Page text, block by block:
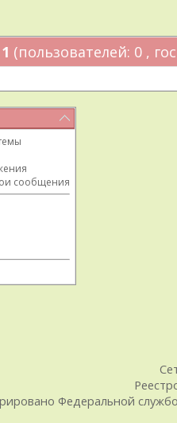
(пользователей: 0 ,
сообщения
Федеральной